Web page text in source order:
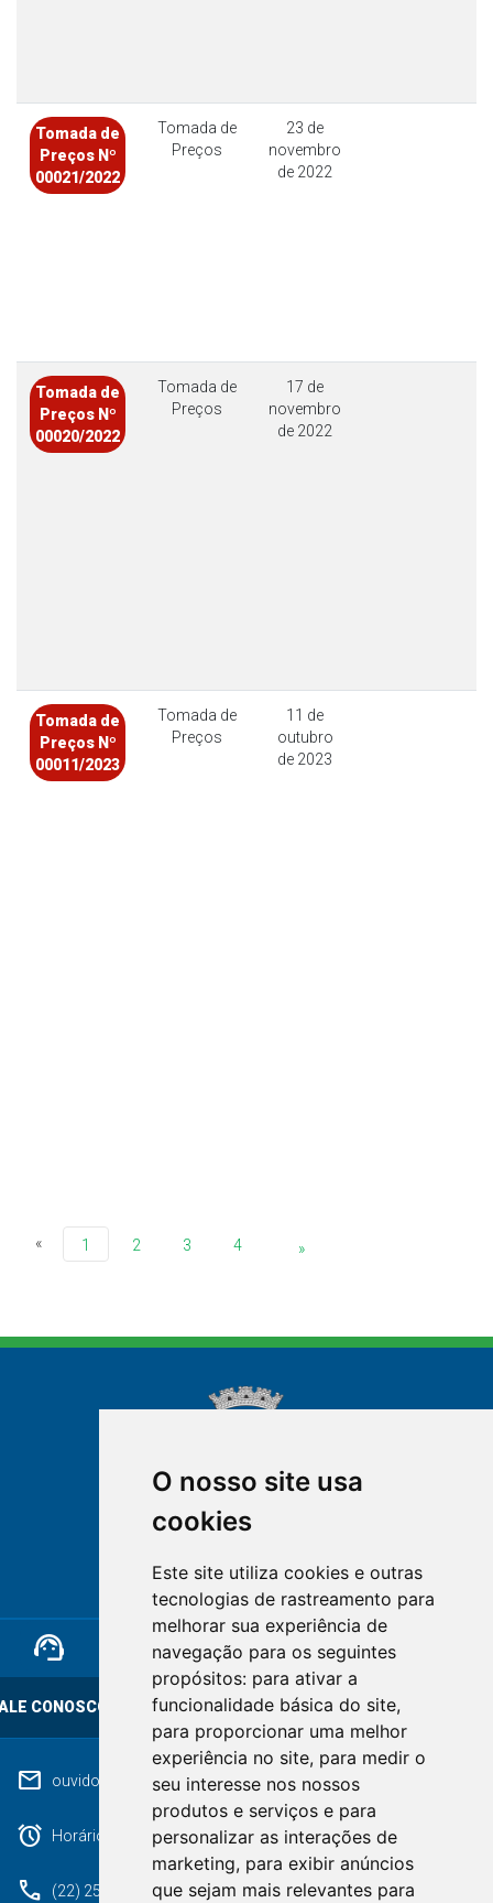
O nosso site usa
cookies
Este site utiliza cookies e outras
tecnologias de rastreamento para
melhorar sua experiência de
navegação para os seguintes
propósitos: para ativar a
funcionalidade básica do site,
para proporcionar uma melhor
experiência no site, para medir o
seu interesse nos nossos
produtos e serviços e para
personalizar as interações de
marketing, para exibir anúncios
que sejam mais relevantes para
Tomada de
Preços Nº
00021/2022
Tomada de
Preços
23 de
novembro
de 2022
Tomada de
Preços Nº
00020/2022
Tomada de
Preços
17 de
novembro
de 2022
Tomada de
Preços Nº
00011/2023
Tomada de
Preços
11 de
outubro
de 2023
« 1 2 3 4 »
NOVA FRIBURGO
RIO DE JANEIRO
mail ouvidoriageral@pmnf.rj.gov.br
alarm Horário de atendimento: Segunda a Sexta das 09h às 17h.
phone (22) 2525-9100
support_agent
CONOSCO
mail
OUVIDORIA